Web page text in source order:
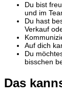
Du bist
und im
Du hast
Verkauf
Auf dich
Du
bisschen
Das